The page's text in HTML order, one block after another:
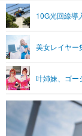
グラビア
ショッピ
ライフTOP
リリース一覧
プッシュ通知の停
10G光回線導
美女レイヤー
叶姉妹、ゴー